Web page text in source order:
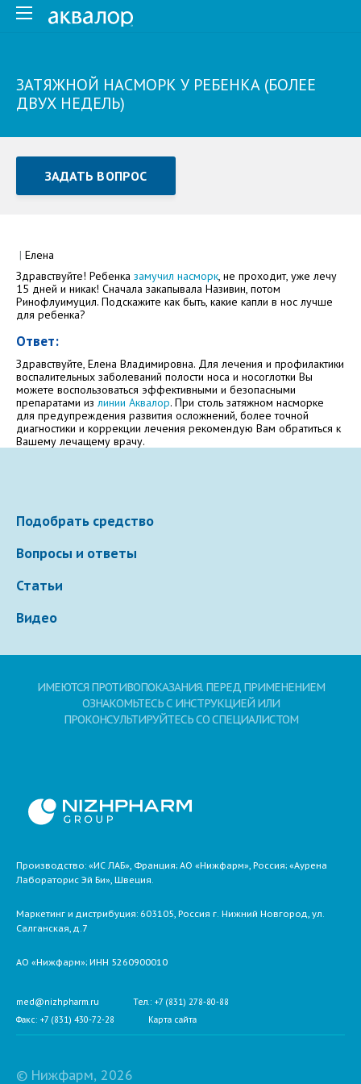
ЗАТЯЖНОЙ НАСМОРК У РЕБЕНКА (БОЛЕЕ
ДВУХ НЕДЕЛЬ)
ЗАДАТЬ ВОПРОС
Как Вас зовут
Электронная почта
соглашениесайта.
Свернуть
| Елена
Здравствуйте! Ребенка замучил насморк, не проходит, уже лечу
15 дней и никак! Сначала закапывала Називин, потом
Ринофлуимуцил. Подскажите как быть, какие капли в нос лучше
для ребенка?
Ответ:
Здравствуйте, Елена Владимировна. Для лечения и профилактики
воспалительных заболеваний полости носа и носоглотки Вы
можете воспользоваться эффективными и безопасными
препаратами из линии Аквалор. При столь затяжном насморке
для предупреждения развития осложнений, более точной
диагностики и коррекции лечения рекомендую Вам обратиться к
Вашему лечащему врачу.
Подобрать средство
Вопросы и ответы
Статьи
Видео
ИМЕЮТСЯ ПРОТИВОПОКАЗАНИЯ. ПЕРЕД ПРИМЕНЕНИЕМ
ОЗНАКОМЬТЕСЬ С ИНСТРУКЦИЕЙ ИЛИ
ПРОКОНСУЛЬТИРУЙТЕСЬ СО СПЕЦИАЛИСТОМ
Производство: «ИС ЛАБ», Франция; АО «Нижфарм», Россия; «Аурена
Лабораторис Эй Би», Швеция.
Маркетинг и дистрибуция: 603105, Россия г. Нижний Новгород, ул.
Салганская, д.7
АО «Нижфарм»; ИНН 5260900010
med@nizhpharm.ru
Тел.: +7 (831) 278-80-88
Факс: +7 (831) 430-72-28
Карта сайта
© Нижфарм, 2026